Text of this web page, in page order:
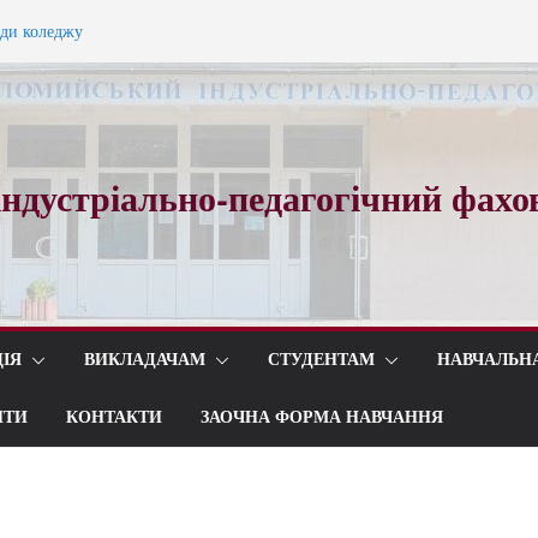
коледжу
вальсу…
педагогічний
ВИКЛАДАЧАМ СТУДЕНТАМ
КОНТАКТИ ЗАОЧНА ФОРМА НАВЧАННЯ